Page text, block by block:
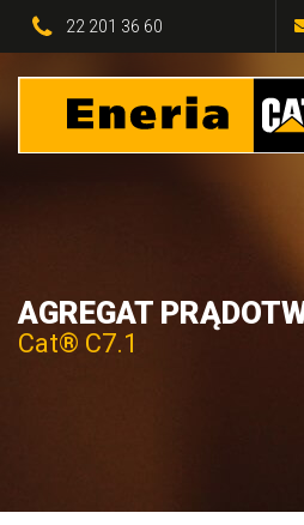
22 201 36 60
AGREGAT
Cat® C7.1